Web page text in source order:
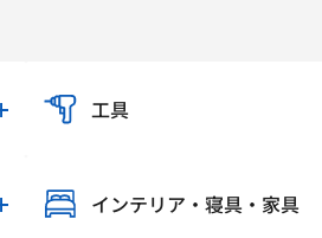
工具
インテリア・寝具・家具